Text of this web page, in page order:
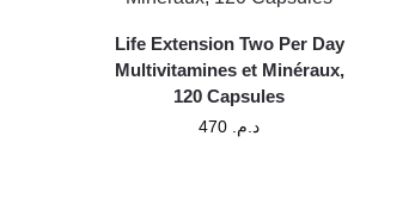
Life Extension Two Per Day
Multivitamines et Minéraux,
120 Capsules
د.م.